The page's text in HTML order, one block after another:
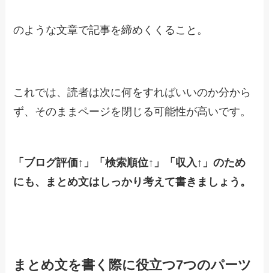
のような文章で記事を締めくくること。
これでは、読者は次に何をすればいいのか分から
ず、そのままページを閉じる可能性が高いです。
「ブログ評価↑」「検索順位↑」「収入↑」のため
にも、まとめ文はしっかり考えて書きましょう。
まとめ文を書く際に役立つ7つのパーツ